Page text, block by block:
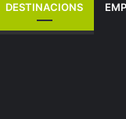
DESTINACIONS